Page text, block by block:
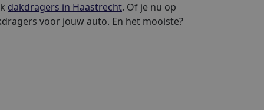
dakdragers in Haastrecht. Of je nu op
voor jouw auto. En het mooiste?